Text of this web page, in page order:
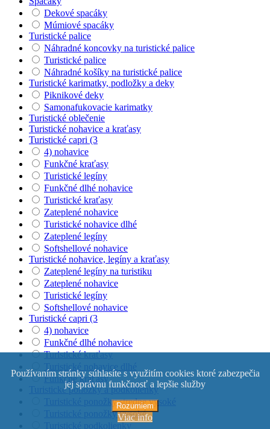
Dekové spacáky
Múmiové spacáky
Turistické palice
Náhradné koncovky na turistické palice
Turistické palice
Náhradné košíky na turistické palice
Turistické karimatky, podložky a deky
Piknikové deky
Samonafukovacie karimatky
Turistické oblečenie
Turistické nohavice a kraťasy
Turistické capri (3
4) nohavice
Funkčné kraťasy
Turistické legíny
Funkčné dlhé nohavice
Turistické kraťasy
Zateplené nohavice
Turistické nohavice dlhé
Zateplené legíny
Softshellové nohavice
Turistické nohavice, legíny a kraťasy
Zateplené legíny na turistiku
Zateplené nohavice
Turistické legíny
Softshellové nohavice
Turistické capri (3
4) nohavice
Funkčné dlhé nohavice
Turistické kraťasy
Funkčné kraťasy
Turistické ponožky a podkolienky
Turistické ponožky stredne vysoké
Turistické ponožky vysoké
Turistické podkolienky
Používaním stránky súhlasíte s využitím cookies ktoré zabezpečia
jej správnu funkčnosť a lepšie služby
Rozumiem
Viac info